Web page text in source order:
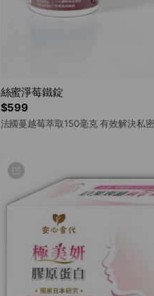
$599
絲蜜淨莓鐵錠
法國蔓越莓萃取150毫克 有效解決私